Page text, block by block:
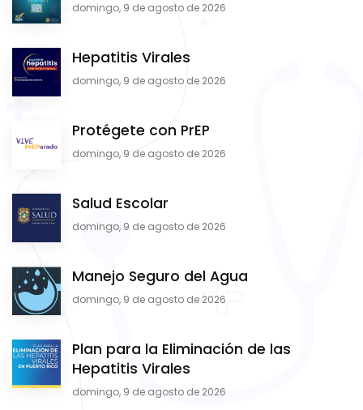
domingo, 9 de agosto de 2026
Hepatitis Virales
domingo, 9 de agosto de 2026
Protégete con PrEP
domingo, 9 de agosto de 2026
Salud Escolar
domingo, 9 de agosto de 2026
Manejo Seguro del Agua
domingo, 9 de agosto de 2026
Plan para la Eliminación de las
Hepatitis Virales
domingo, 9 de agosto de 2026